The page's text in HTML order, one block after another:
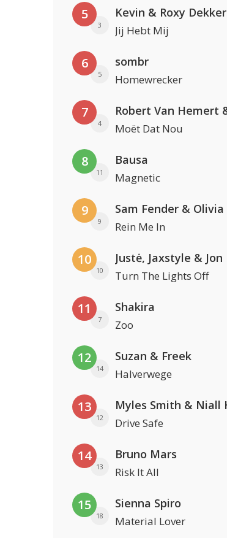
5
3
Kevin & Roxy Dekker
Jij Hebt Mij
6
5
sombr
Homewrecker
7
4
Robert Van Hemert
Moët Dat Nou
8
11
Bausa
Magnetic
9
9
Sam Fender & Olivia
Rein Me In
10
10
Justė, Jaxstyle & Jon
Turn The Lights Off
11
7
Shakira
Zoo
12
14
Suzan & Freek
Halverwege
13
12
Myles Smith & Niall
Drive Safe
14
13
Bruno Mars
Risk It All
15
18
Sienna Spiro
Material Lover